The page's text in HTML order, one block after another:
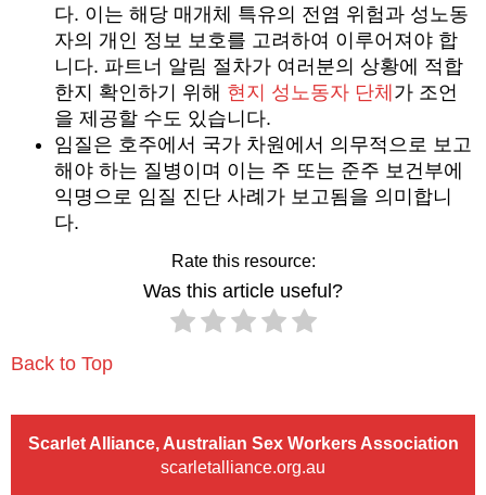
다. 이는 해당 매개체 특유의 전염 위험과 성노동
자의 개인 정보 보호를 고려하여 이루어져야 합
니다. 파트너 알림 절차가 여러분의 상황에 적합
한지 확인하기 위해 현지 성노동자 단체 가 조언
을 제공할 수도 있습니다.
임질은 호주에서 국가 차원에서 의무적으로 보고
해야 하는 질병이며 이는 주 또는 준주 보건부에
익명으로 임질 진단 사례가 보고됨을 의미합니
다.
Rate this resource:
Was this article useful?
Back to Top
Scarlet Alliance, Australian Sex Workers Association
scarletalliance.org.au